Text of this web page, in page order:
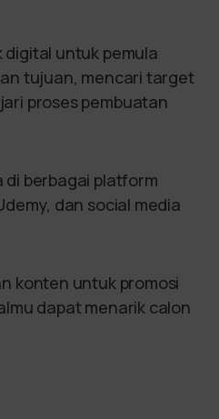
untuk pemula
tujuan, mencari target
proses pembuatan
di berbagai platform
dan social media
konten untuk promosi
dapat menarik calon